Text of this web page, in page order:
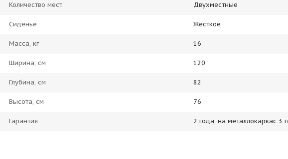
Количество мест Двухместные
Сиденье Жесткое
Масса, кг 16
Ширина, см 120
Глубина, см 82
Высота, см 76
Гарантия 2 года, на металлокаркас 3